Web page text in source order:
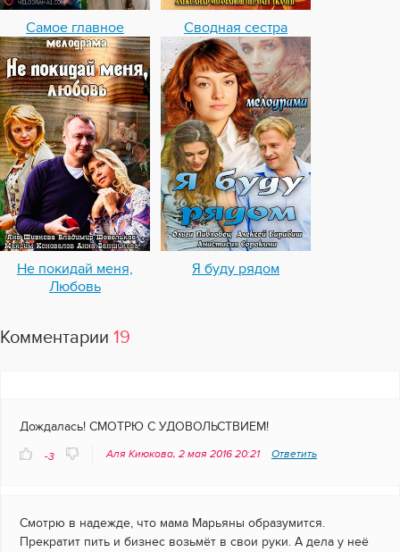
Самое главное Сводная сестра
Не покидай меня,
Любовь
Я буду рядом
Комментарии 19
Дождалась! СМОТРЮ С УДОВОЛЬСТВИЕМ!
-3 Аля Киюкова, 2 мая 2016 20:21 Ответить
Смотрю в надежде, что мама Марьяны образумится.
Прекратит пить и бизнес возьмёт в свои руки. А дела у неё